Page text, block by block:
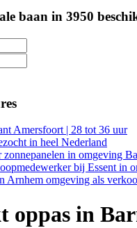
baan in 3950
Amersfoort | 28 tot 36 uur
in heel Nederland
in omgeving
bij Essent in
Arnhem omgeving als
oppas in